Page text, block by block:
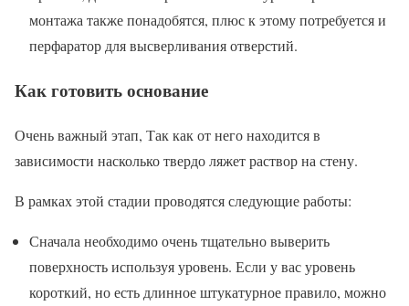
монтажа также понадобятся, плюс к этому потребуется и
перфаратор для высверливания отверстий.
Как готовить основание
Очень важный этап, Так как от него находится в
зависимости насколько твердо ляжет раствор на стену.
В рамках этой стадии проводятся следующие работы:
Сначала необходимо очень тщательно выверить
поверхность используя уровень. Если у вас уровень
короткий, но есть длинное штукатурное правило, можно